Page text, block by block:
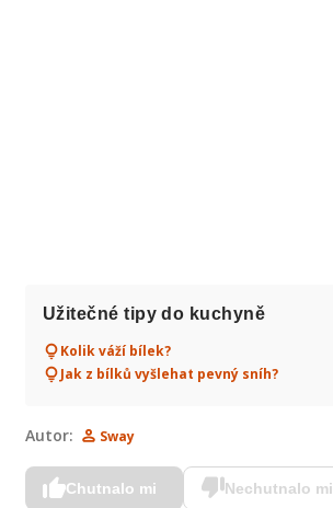
Užitečné tipy do kuchyně
Kolik váží bílek?
Jak z bílků vyšlehat pevný sníh?
Autor: Sway
Chutnalo mi Nechutnalo mi